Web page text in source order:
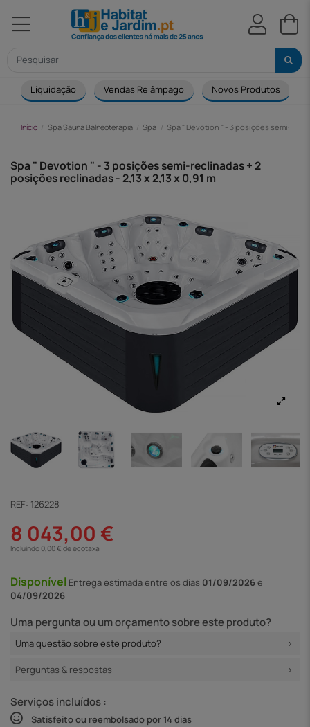
Liquidação Vendas Relâmpago Novos Produtos
Início Spa Sauna Balneoterapia Spa Spa " Devotion " - 3 posições semi-
Spa " Devotion " - 3 posições semi-reclinadas + 2
posições reclinadas - 2,13 x 2,13 x 0,91 m
REF: 126228
8 043,00 €
Incluindo 0,00 € de ecotaxa
Disponível Entregaestimada entre os dias 01/09/2026e
04/09/2026
Uma pergunta ou um orçamento sobre este produto?
Uma questão sobre este produto?
Perguntas & respostas
Serviços incluídos :
Satisfeito ou reembolsado por 14 dias